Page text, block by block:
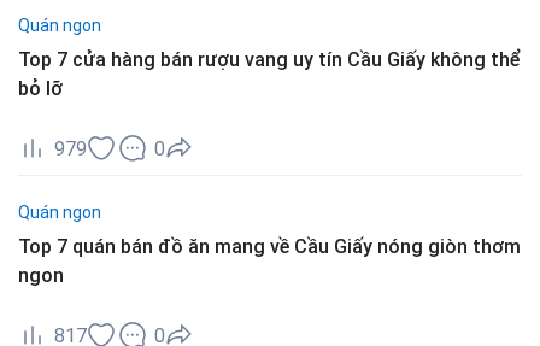
Quán ngon
Top 7 cửa hàng bán rượu vang uy tín Cầu Giấy không thể
bỏ lỡ
979 0
Quán ngon
Top 7 quán bán đồ ăn mang về Cầu Giấy nóng giòn thơm
ngon
817 0